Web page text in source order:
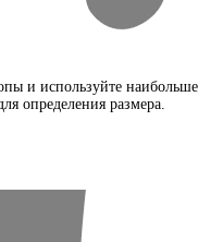
и используйте
определения размера.